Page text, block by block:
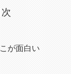
次
が面白い